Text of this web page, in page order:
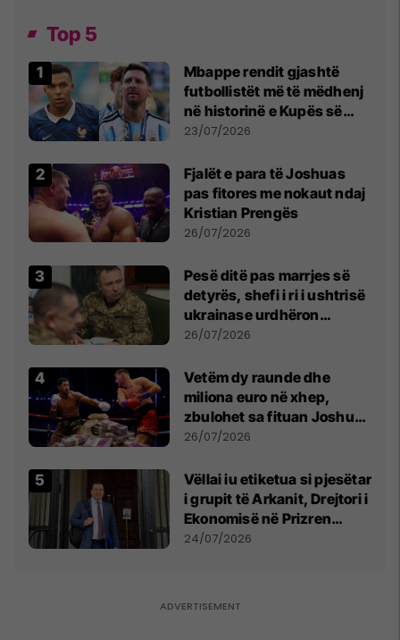
Top 5
Mbappe rendit gjashtë
futbollistët më të mëdhenj
në historinë e Kupës së
Botës, Messi mbetet i dyti
23/07/2026
Fjalët e para të Joshuas
pas fitores me nokaut ndaj
Kristian Prengës
26/07/2026
Pesë ditë pas marrjes së
detyrës, shefi i ri i ushtrisë
ukrainase urdhëron
kontroll të madh
26/07/2026
Vetëm dy raunde dhe
miliona euro në xhep,
zbulohet sa fituan Joshua
e Prenga
26/07/2026
Vëllai iu etiketua si pjesëtar
i grupit të Arkanit, Drejtori i
Ekonomisë në Prizren
mohon pretendimet
24/07/2026